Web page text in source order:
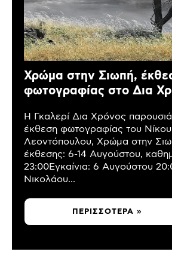
Χρώμα στην Σιωπή,
φωτογραφίας στο Δια
Η Γκαλερί Δια Χρόνος
έκθεση φωτογραφίας του Νίκου
Λεοντόπουλου, Χρώμα στην
έκθεσης: 6-14 Αυγούστου,
23:00Εγκαίνια: 6 Αυγούστου
Νικολάου...
ΠΕΡΙΣΣΌΤΕΡΑ »